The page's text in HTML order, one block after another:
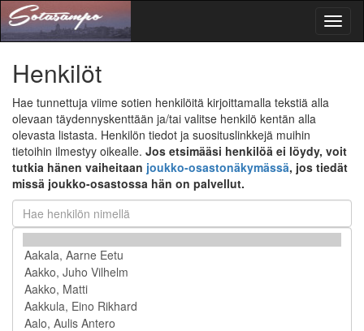
Henkilöt
Hae tunnettuja viime sotien henkilöitä kirjoittamalla tekstiä alla
olevaan täydennyskenttään ja/tai valitse henkilö kentän alla
olevasta listasta. Henkilön tiedot ja suosituslinkkejä muihin
tietoihin ilmestyy oikealle. Jos etsimääsi henkilöä ei löydy, voit
tutkia hänen vaiheitaan joukko-osastonäkymässä, jos tiedät
missä joukko-osastossa hän on palvellut.